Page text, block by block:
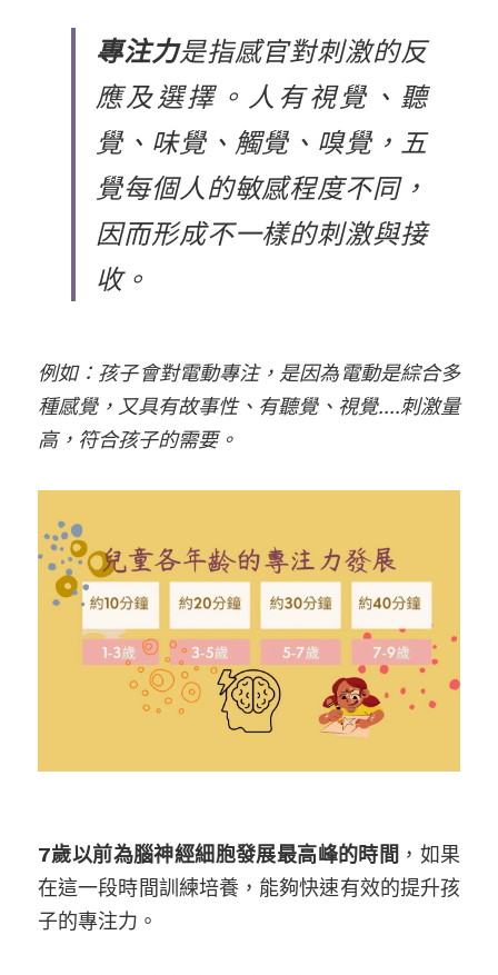
最好的幼兒舞蹈基礎教育
藝美學寶寶FunFun音樂，1-3歲兒童音
樂啟蒙
幼兒塗鴉/寶寶塗鴉
創藝美術教學系統
2025夏令營
2024夏令營
2024冬令營
2023夏令營
專注力是指感官對刺激的反
應及選擇。人有視覺、聽
覺、味覺、觸覺、嗅覺，五
覺每個人的敏感程度不同，
因而形成不一樣的刺激與接
收。
例如：孩子會對電動專注，是因為電動是綜合多
種感覺，又具有故事性、有聽覺、視覺....刺激量
高，符合孩子的需要。
7歲以前為腦神經細胞發展最高峰的時間 ，如果
在這一段時間訓練培養，能夠快速有效的提升孩
子的專注力。